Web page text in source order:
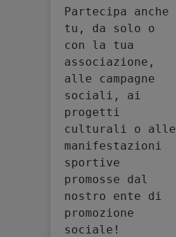
Partecipa anche
tu, da solo o
con la tua
associazione,
alle campagne
sociali, ai
progetti
culturali o alle
manifestazioni
sportive
promosse dal
nostro ente di
promozione
sociale!